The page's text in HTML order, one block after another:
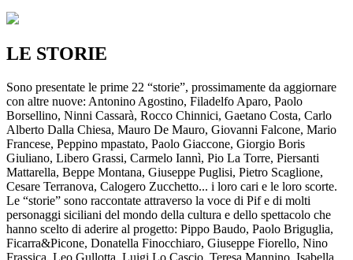
LE STORIE
Sono presentate le prime 22 “storie”, prossimamente da aggiornare
con altre nuove: Antonino Agostino, Filadelfo Aparo, Paolo
Borsellino, Ninni Cassarà, Rocco Chinnici, Gaetano Costa, Carlo
Alberto Dalla Chiesa, Mauro De Mauro, Giovanni Falcone, Mario
Francese, Peppino mpastato, Paolo Giaccone, Giorgio Boris
Giuliano, Libero Grassi, Carmelo Iannì, Pio La Torre, Piersanti
Mattarella, Beppe Montana, Giuseppe Puglisi, Pietro Scaglione,
Cesare Terranova, Calogero Zucchetto... i loro cari e le loro scorte.
Le “storie” sono raccontate attraverso la voce di Pif e di molti
personaggi siciliani del mondo della cultura e dello spettacolo che
hanno scelto di aderire al progetto: Pippo Baudo, Paolo Briguglia,
Ficarra&Picone, Donatella Finocchiaro, Giuseppe Fiorello, Nino